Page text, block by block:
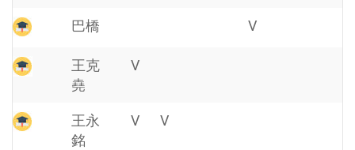
巴橋 V
王克
堯
V
王永
銘
V V